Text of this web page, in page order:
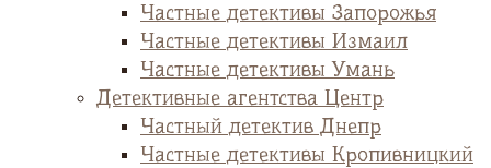
Частные детективы Запорожья
Частные детективы Измаил
Частные детективы Умань
Детективные агентства Центр
Частный детектив Днепр
Частные детективы Кропивницкий